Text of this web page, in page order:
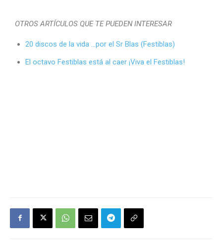
OTROS ARTÍCULOS QUE TE PUEDEN INTERESAR
20 discos de la vida …por el Sr Blas (Festiblas)
El octavo Festiblas está al caer ¡Viva el Festiblas!